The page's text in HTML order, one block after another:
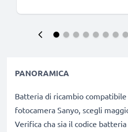
PANORAMICA
Batteria di ricambio
fotocamera Sanyo, scegli
Verifica cha sia il codice